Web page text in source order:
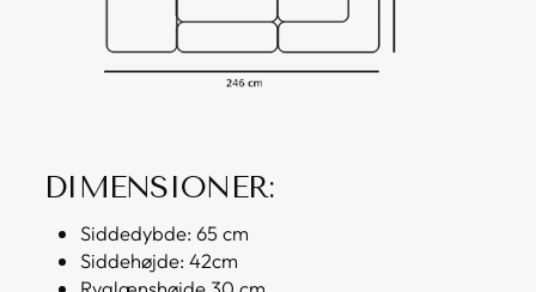
DIMENSIONER:
Siddedybde: 65 cm
Siddehøjde: 42cm